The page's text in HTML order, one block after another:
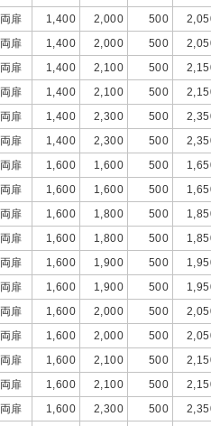
両扉 1,400 2,000 500
両扉 1,400 2,000 500
両扉 1,400 2,100 500
両扉 1,400 2,100 500
両扉 1,400 2,300 500
両扉 1,400 2,300 500
両扉 1,600 1,600 500
両扉 1,600 1,600 500
両扉 1,600 1,800 500
両扉 1,600 1,800 500
両扉 1,600 1,900 500
両扉 1,600 1,900 500
両扉 1,600 2,000 500
両扉 1,600 2,000 500
両扉 1,600 2,100 500
両扉 1,600 2,100 500
両扉 1,600 2,300 500